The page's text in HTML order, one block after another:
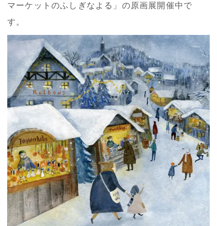
マーケットのふしぎなよる」の原画展開催中で
す。